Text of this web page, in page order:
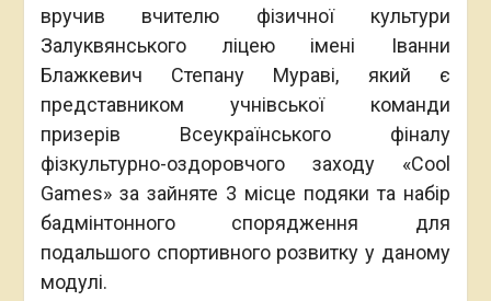
вручив вчителю фізичної культури
Залуквянського ліцею імені Іванни
Блажкевич Степану Мураві, який є
представником учнівської команди
призерів Всеукраїнського фіналу
фізкультурно-оздоровчого заходу «Cool
Games» за зайняте 3 місце подяки та набір
бадмінтонного спорядження для
подальшого спортивного розвитку у даному
модулі.